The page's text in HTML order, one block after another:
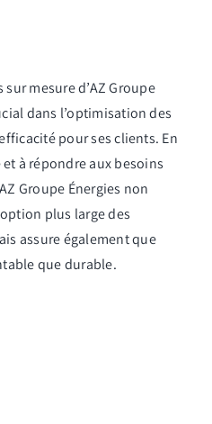
mesure d’AZ Groupe
dans l’optimisation des
pour ses clients. En
à répondre aux besoins
Groupe Énergies non
plus large des
assure également que
que durable.